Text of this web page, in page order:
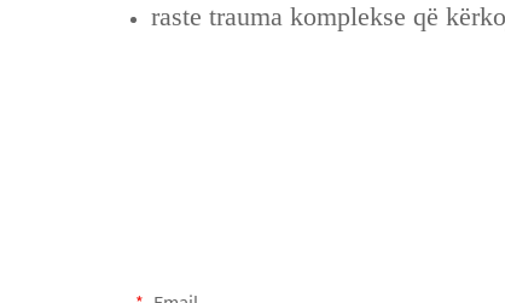
raste trauma komplekse që